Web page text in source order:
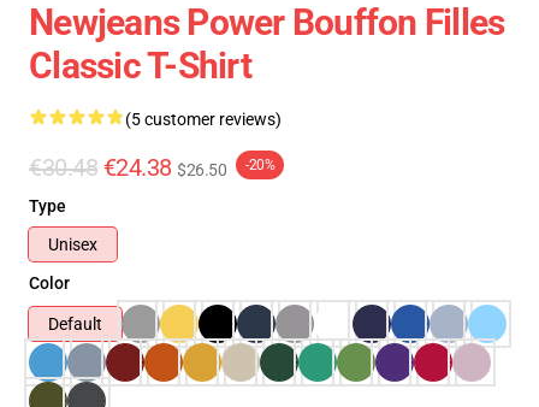
Newjeans Power Bouffon Filles
Classic T-Shirt
(5 customer reviews)
€30.48 €24.38 $26.50 -20%
Type
Unisex
Color
Default